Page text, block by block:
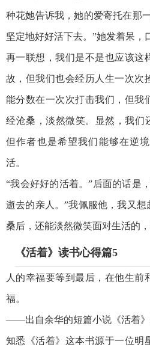
种花她告诉我，她的爱寄托在那
坚定地好好活下去。”她发着呆，
再一联想，我们是不是也应该这
故，但我们也会经历人生一次次
能分数在一次次打击我们，但我
经沧桑，淡然微笑。显然，我们
但作者也是希望我们能够在逆
活。
“我会好好的活着。”后面的话是
逝去的亲人。”我佩服他，我又
桑后，还能淡然微笑面对生活的，
《活着》读书心得篇5
人的幸福要等到最后，在他生前
福。
——出自余华的短篇小说《活着》
知悉《活着》这本书源于一位明